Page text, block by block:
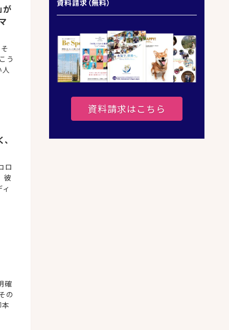
が
う
ロ
彼
確
の
資料請求（無料）
資料請求はこちら